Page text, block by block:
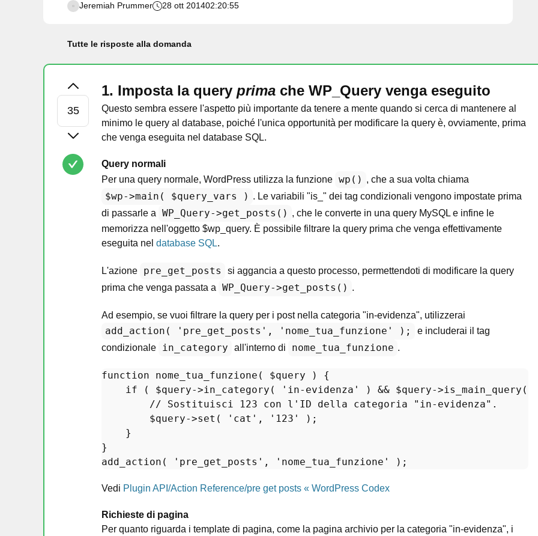
Jeremiah Prummer 28 ott 201402:20:55
Tutte le risposte alla domanda
1. Imposta la query prima che WP_Query venga eseguito
Questo sembra essere l'aspetto più importante da tenere a mente quando si cerca di mantenere al
minimo le query al database, poiché l'unica opportunità per modificare la query è, ovviamente, prima
che venga eseguita nel database SQL.
Query normali
Per una query normale, WordPress utilizza la funzione wp() , che a sua volta chiama
$wp->main( $query_vars ) . Le variabili "is_" dei tag condizionali vengono impostate prima
di passarle a
WP_Query->get_posts() , che le converte in una query MySQL e infine le
memorizza nell'oggetto $wp_query. È possibile filtrare la query prima che venga effettivamente
eseguita nel database SQL.
L'azione pre_get_posts
si aggancia a questo processo, permettendoti di modificare la query
prima che venga passata a
WP_Query->get_posts() .
Ad esempio, se vuoi filtrare la query per i post nella categoria "in-evidenza", utilizzerai
add_action( 'pre_get_posts', 'nome_tua_funzione' );
e includerai il tag
condizionale
in_category all'interno di nome_tua_funzione .
function nome_tua_funzione ( $query ) {
if ( $query->in_category ( 'in-evidenza' ) && $query->is_main_query ()
// Sostituisci 123 con l'ID della categoria "in-evidenza".
$query->set ( 'cat' , '123'
);
    }
add_action ( 'pre_get_posts' , 'nome_tua_funzione'
Vedi Plugin API/Action Reference/pre get posts « WordPress Codex
Richieste di pagina
Per quanto riguarda i template di pagina, come la pagina archivio per la categoria "in-evidenza", i